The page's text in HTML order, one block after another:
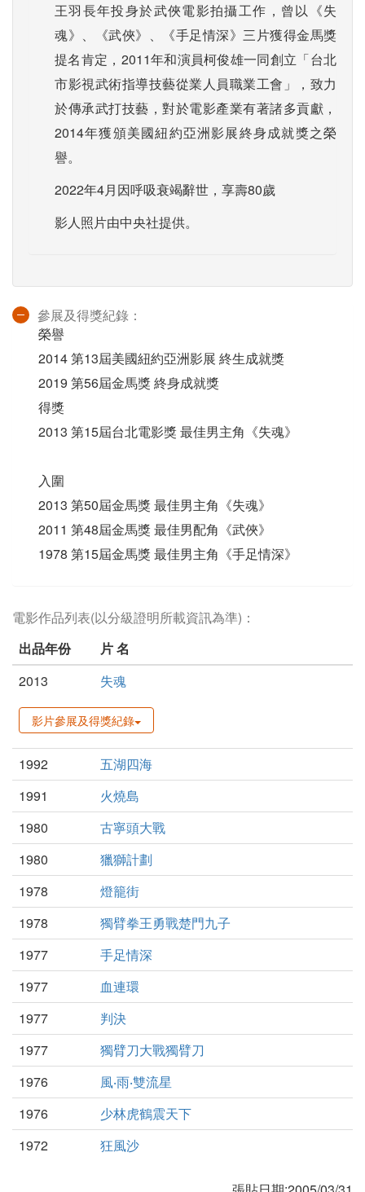
王羽長年投身於武俠電影拍攝工作，曾以《失
魂》、《武俠》、《手足情深》三片獲得金馬獎
提名肯定，2011年和演員柯俊雄一同創立「台北
市影視武術指導技藝從業人員職業工會」，致力
於傳承武打技藝，對於電影產業有著諸多貢獻，
2014年獲頒美國紐約亞洲影展終身成就獎之榮
譽。
2022年4月因呼吸衰竭辭世，享壽80歲
影人照片由中央社提供。
參展及得獎紀錄：
榮譽
2014 第13屆美國紐約亞洲影展 終生成就獎
2019 第56屆金馬獎 終身成就獎
得獎
2013 第15屆台北電影獎 最佳男主角《失魂》
入圍
2013 第50屆金馬獎 最佳男主角《失魂》
2011 第48屆金馬獎 最佳男配角《武俠》
1978 第15屆金馬獎 最佳男主角《手足情深》
電影作品列表(以分級證明所載資訊為準)：
出品年份
片 名
2013
失魂
影片參展及得獎紀錄
1992
五湖四海
1991
火燒島
1980
古寧頭大戰
1980
獵獅計劃
1978
燈籠街
1978
獨臂拳王勇戰楚門九子
1977
手足情深
1977
血連環
1977
判決
1977
獨臂刀大戰獨臂刀
1976
風‧雨‧雙流星
1976
少林虎鶴震天下
1972
狂風沙